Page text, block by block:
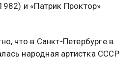
и «Патрик Проктор»
что в Санкт-Петербурге в
народная артистка СССР